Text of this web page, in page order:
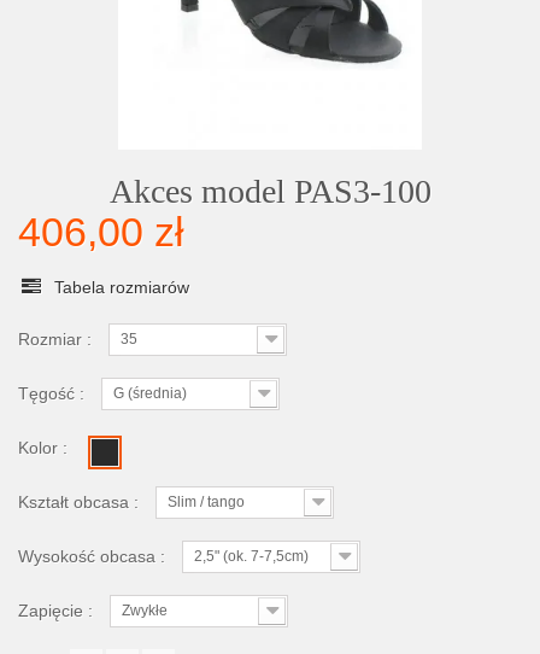
Akces model PAS3-100
406,00 zł
Tabela rozmiarów
Rozmiar : 35
Tęgość : G (średnia)
Kolor :
Kształt obcasa : Slim / tango
Wysokość obcasa : 2,5" (ok. 7-7,5cm)
Zapięcie : Zwykłe